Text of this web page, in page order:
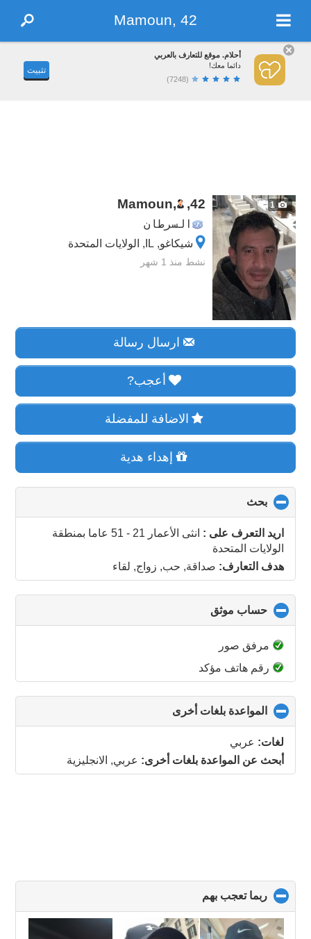
Mamoun, 42
أحلام. موقع للتعارف بالعربي
دائما معك!
(7248)
تثبيت
1
Mamoun, ,42
السرطان
شيكاغو, IL, الولايات المتحدة
نشط منذ 1 شهر
ارسال رسالة
أعجب?
الاضافة للمفضلة
إهداء هدية
بحث
to
collapse
contents
اريد التعرف على : انثى الأعمار 21 - 51 عاما
بمنطقة
الولايات المتحدة
هدف التعارف: صداقة, حب, زواج, لقاء
حساب موثق
to
مرفق صور
رقم هاتف مؤكد
المواعدة بلغات أخرى
to
contents
لغات: عربي
أبحث عن المواعدة بلغات أخرى: عربي, الانجليزية
ربما تعجب بهم
to
collapse